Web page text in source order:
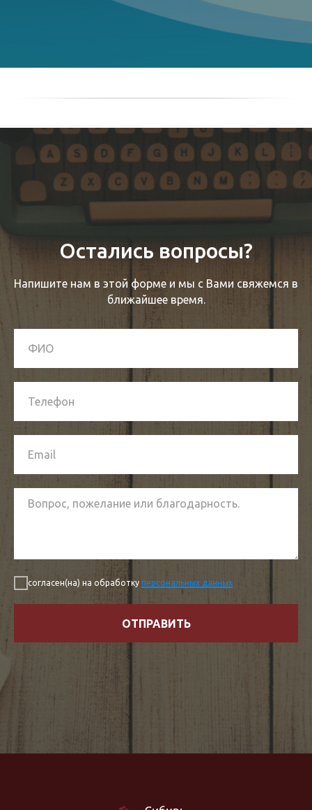
Остались вопросы?
Напишите нам в этой форме и мы с Вами свяжемся в
ближайшее время.
согласен(на) на обработку персональных данных
ОТПРАВИТЬ